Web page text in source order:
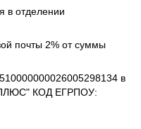
в отделении
почты 2% от суммы
в
КОД ЕГРПОУ: